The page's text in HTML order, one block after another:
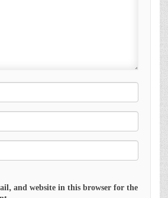
and website in this browser for the